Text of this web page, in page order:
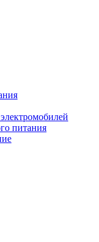
питания